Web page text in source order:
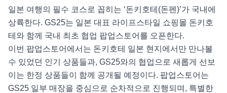
일본 여행의 필수 코스로 꼽히는 ‘돈키호테(돈펜)’가 국내에
상륙한다. GS25는 일본 대표 라이프스타일 쇼핑몰 돈키호
테와 함께 국내 최초 협업 팝업스토어를 오픈한다.
이번 팝업스토어에서는 돈키호테 일본 현지에서만 만나볼
수 있었던 인기 상품들과, GS25와의 협업으로 새롭게 선보
이는 한정 상품들이 함께 공개될 예정이다. 팝업스토어는
GS25 일부 매장을 중심으로 순차적으로 진행되며, 특별한